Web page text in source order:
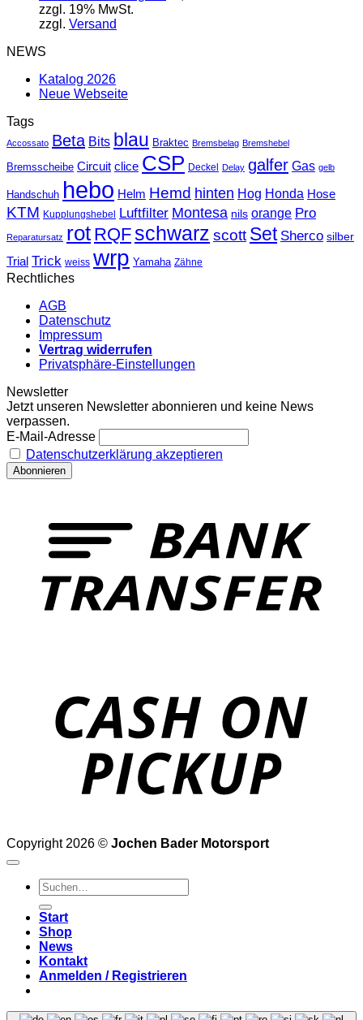
zzgl. 19% MwSt.
zzgl. Versand
NEWS
Katalog 2026
Neue Webseite
Tags
Accossato Beta Bits blau Braktec Bremsbelag Bremshebel
Bremsscheibe Circuit clice CSP Deckel Delay galfer Gas gelb
Handschuh hebo Helm Hemd hinten Hog Honda Hose
KTM Kupplungshebel Luftfilter Montesa nils orange Pro
Reparatursatz rot RQF schwarz scott Set Sherco silber
Trial Trick weiss wrp Yamaha Zähne
Rechtliches
AGB
Datenschutz
Impressum
Vertrag widerrufen
Privatsphäre-Einstellungen
Newsletter
Jetzt unseren Newsletter abonnieren und keine News
verpassen.
E-Mail-Adresse
Datenschutzerklärung akzeptieren
Copyright 2026 © Jochen Bader Motorsport
Suchen
nach:
Start
Shop
News
Kontakt
Anmelden / Registrieren